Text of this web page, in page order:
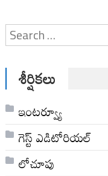
శీర్షికలు
ఇంటర్వ్యూ
గెస్ట్ ఎడిటోరియల్
లోచూపు